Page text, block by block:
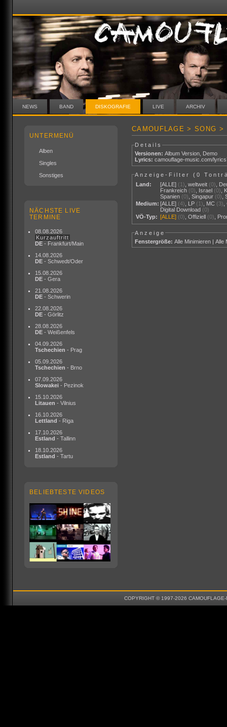
NEWS BAND DISKOGRAFIE LIVE ARCHIV
UNTERMENÜ
Alben
Singles
Sonstiges
NÄCHSTE LIVE
TERMINE
08.08.2026
Kurzauftritt
DE - Frankfurt/Main
14.08.2026
DE - Schwedt/Oder
15.08.2026
DE - Gera
21.08.2026
DE - Schwerin
22.08.2026
DE - Görlitz
28.08.2026
DE - Weißenfels
04.09.2026
Tschechien - Prag
05.09.2026
Tschechien - Brno
07.09.2026
Slowakei - Pezinok
15.10.2026
Litauen - Vilnius
16.10.2026
Lettland - Riga
17.10.2026
Estland - Tallinn
18.10.2026
Estland - Tartu
BELIEBTESTE VIDEOS
CAMOUFLAGE > SONG >
Details
Versionen: Album Version, Demo
Lyrics: camouflage-music.com/
Anzeige-Filter (0
Land:
[ALLE] (1) ,weltweit (0)
Frankreich (0) Israel (0)
Spanien (0) ,Singapur (0) ,
Medium: [ALLE] (4) LP (1) MC (3) ,
Digital Download (0)
VÖ-Typ: [ALLE] (0) ,Offiziell (0)
Anzeige
Fenstergröße: Alle Minimieren |Alle
COPYRIGHT © 1997-2026 CAMOUFLAGE-